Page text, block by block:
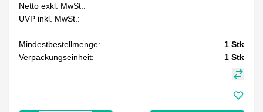
Netto exkl. MwSt.:
UVP inkl. MwSt.:
Mindestbestellmenge: 1 Stk
Verpackungseinheit:
1 Stk